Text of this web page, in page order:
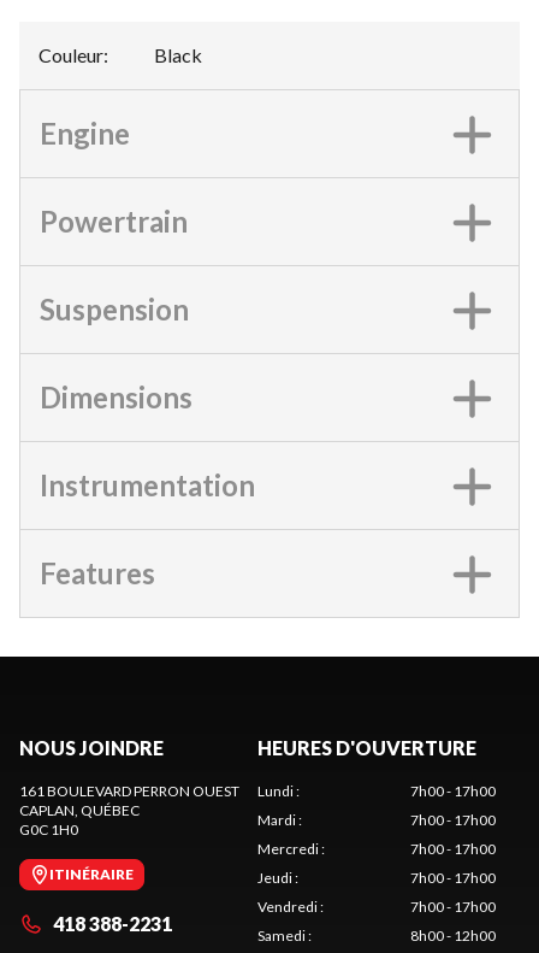
Couleur: Black
Engine
Powertrain
Suspension
Dimensions
Instrumentation
Features
NOUS JOINDRE
161 BOULEVARD PERRON OUEST
CAPLAN, QUÉBEC
G0C 1H0
ITINÉRAIRE
418 388-2231
HEURES D'OUVERTURE
Lundi:
7h00 - 17h00
Mardi:
7h00 - 17h00
Mercredi:
7h00 - 17h00
Jeudi:
7h00 - 17h00
Vendredi:
7h00 - 17h00
Samedi: 8h00 - 12h00